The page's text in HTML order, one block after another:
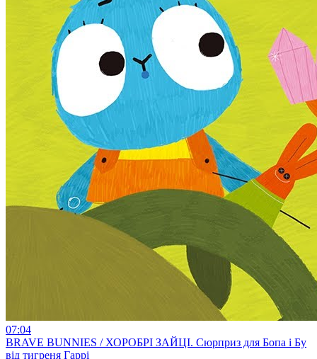
07:04
BRAVE BUNNIES / ХОРОБРІ ЗАЙЦІ. Сюрприз для Бопа і Бу
від тигреня Гаррі